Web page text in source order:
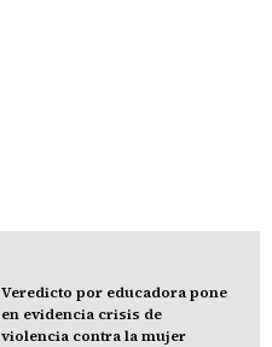
Veredicto por educadora pone
en evidencia crisis de
violencia contra la mujer